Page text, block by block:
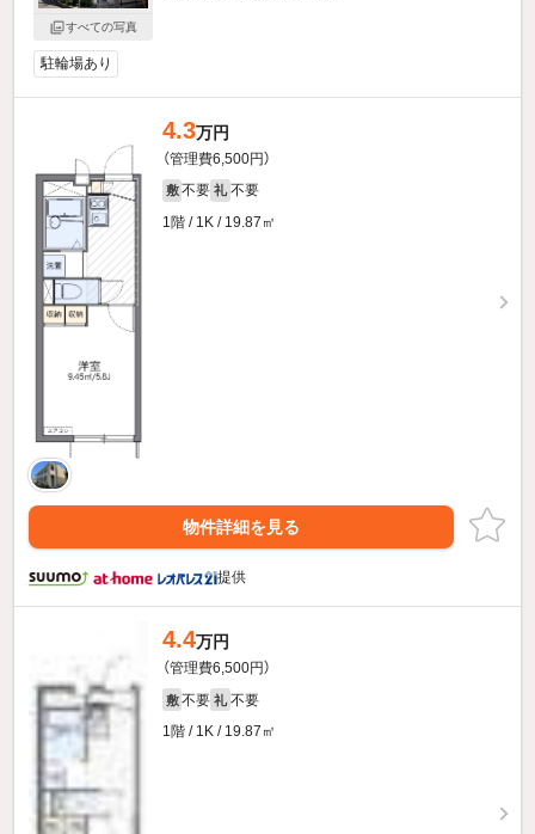
すべての写真
駐輪場あり
4.3万円
（管理費6,500円）
敷 不要 礼 不要
1階 / 1K / 19.87㎡
物件詳細を見る
提供
4.4万円
（管理費6,500円）
敷 不要 礼 不要
1階 / 1K / 19.87㎡